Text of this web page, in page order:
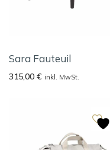
Sara Fauteuil
315,00 € inkl. MwSt.